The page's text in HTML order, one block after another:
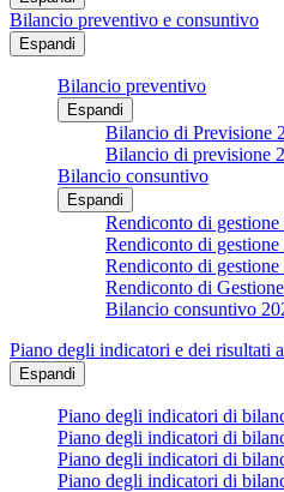
Bilancio preventivo e consuntivo
Espandi
Bilancio preventivo
Espandi
Bilancio di Previsione
Bilancio di previsione
Bilancio consuntivo
Espandi
Rendiconto di gestione
Rendiconto di gestione
Rendiconto di gestione
Rendiconto di
Bilancio consuntivo
Piano degli indicatori e dei risultati
Espandi
Piano degli indicatori di
Piano degli indicatori di
Piano degli indicatori di
Piano degli indicatori di